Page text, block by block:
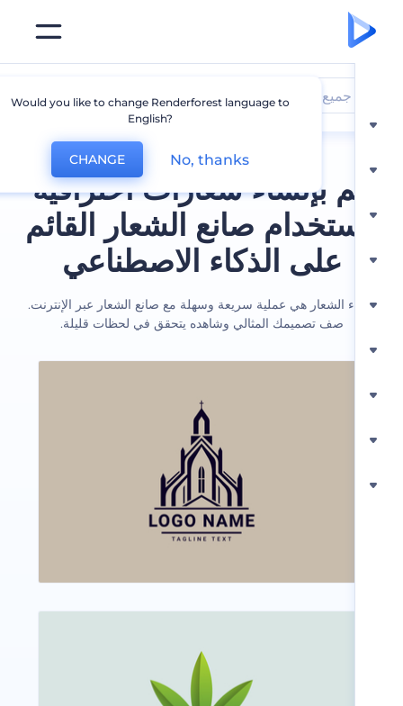
بإنشاء شعارات احترافية
صانع الشعار القائم
على الذكاء الاصطناعي
الشعار هي عملية سريعة وسهلة مع صانع الشعار عبر الإنترنت.
صف تصميمك المثالي وشاهده يتحقق في لحظات قليلة.
جميع الشعاراتWould you like to change Renderforest language to
CHANGE No, thanks